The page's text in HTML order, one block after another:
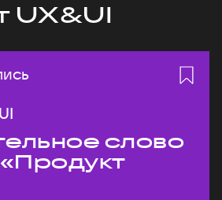
UX&UI
слово